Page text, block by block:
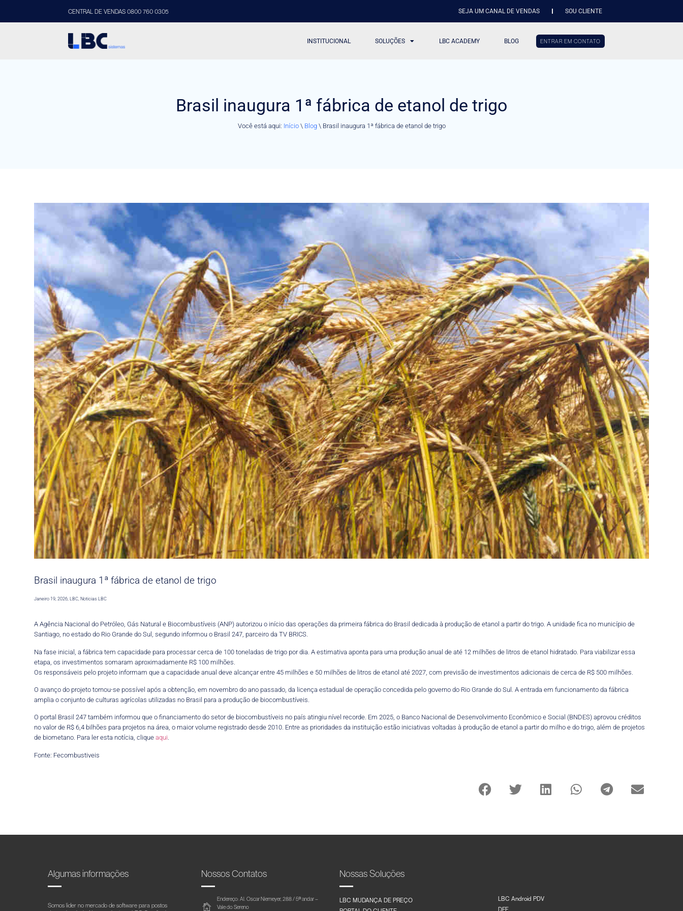
CENTRAL DE VENDAS 0800 760 0305 SEJA UM CANAL DE VENDAS SOU CLIENTE
INSTITUCIONAL SOLUÇÕES LBC ACADEMY BLOG ENTRAR EM CONTATO
Brasil inaugura 1ª fábrica de etanol de trigo
Você está aqui: Início\ Blog\ Brasil inaugura 1ª fábrica de etanol de trigo
Brasil inaugura 1ª fábrica de etanol de trigo
Janeiro 19, 2026 ,LBC Noticias LBC
A Agência Nacional do Petróleo, Gás Natural e Biocombustíveis (ANP) autorizou o início das operações da primeira fábrica do Brasil dedicada à produção de etanol a partir do trigo. A unidade fica no município de
Santiago, no estado do Rio Grande do Sul, segundo informou o Brasil 247, parceiro da TV BRICS.
Na fase inicial, a fábrica tem capacidade para processar cerca de 100 toneladas de trigo por dia. A estimativa aponta para uma produção anual de até 12 milhões de litros de etanol hidratado. Para viabilizar essa
etapa, os investimentos somaram aproximadamente R$ 100 milhões.
Os responsáveis pelo projeto informam que a capacidade anual deve alcançar entre 45 milhões e 50 milhões de litros de etanol até 2027, com previsão de investimentos adicionais de cerca de R$ 500 milhões.
O avanço do projeto tornou-se possível após a obtenção, em novembro do ano passado, da licença estadual de operação concedida pelo governo do Rio Grande do Sul. A entrada em funcionamento da fábrica
amplia o conjunto de culturas agrícolas utilizadas no Brasil para a produção de biocombustíveis.
O portal Brasil 247 também informou que o financiamento do setor de biocombustíveis no país atingiu nível recorde. Em 2025, o Banco Nacional de Desenvolvimento Econômico e Social (BNDES) aprovou créditos
no valor de R$ 6,4 bilhões para projetos na área, o maior volume registrado desde 2010. Entre as prioridades da instituição estão iniciativas voltadas à produção de etanol a partir do milho e do trigo, além de projetos
de biometano. Para ler esta notícia, cliqueaqui.
Fonte: Fecombustiveis
Algumas informações
Somos líder no mercado de software para postos
Nossos Contatos
Endereço: Al. Oscar Niemeyer, 288 / 5º andar –
Vale do Sereno
Nossas Soluções
LBC MUDANÇA DE PREÇO
LBC Android PDV
DFE